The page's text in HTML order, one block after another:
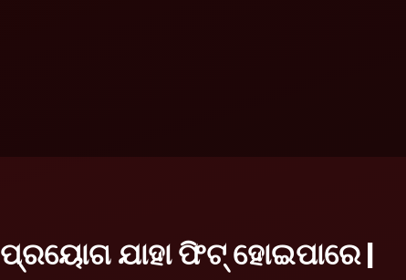
ପ୍ରୟୋଗ ଯାହା ଫିଟ୍ ହୋଇପାରେ |